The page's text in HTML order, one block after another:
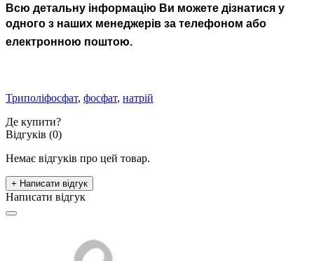
Всю детальну інформацію Ви можете дізнатися у
одного з наших менеджерів за телефоном або
електронною поштою.
Триполіфосфат, фосфат, натрій
Де купити?
Відгуків (0)
Немає відгуків про цей товар.
+ Написати відгук
Написати відгук